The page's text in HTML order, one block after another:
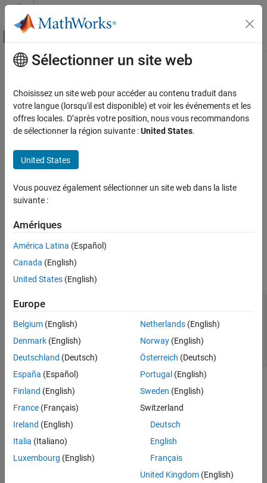
Passer au contenu
Activer/désactiver l'affichage du menu
Accueil de la documentation
Développement FPGA, ASIC et SoC
Fixed-Point Designer
Fixed-Point Specification
Fixed-Point Specification in MATLAB
Functions for Programming and Data Types
ON THIS PAGE
Examples
Extended Capabilities
See Also
Contenu principal
uint16
Convertfi object to unsigned 16-bit integer
Syntax
c = uint16(a)
nearest and saturated to fit into an
Examples
This example shows the
a = fi([-pi 0.5 pi],0,16);
   0    1    3
Extended Capabilities
expand all
Generate C and C++ code using MATLAB® Coder™.
HDL Code Generation
Generate VHDL, Verilog and SystemVerilog code for
Sélectionner un site web
Choisissez un site web pour accéder au contenu traduit dans
votre langue (lorsqu'il est disponible) et voir les événements et les
offres locales. D’après votre position, nous vous recommandons
de sélectionner la région suivante :United States.
United States
Vous pouvez également sélectionner un site web dans la liste
suivante :
Amériques
América Latina (Español)
Canada (English)
United States (English)
Europe
Belgium (English)
Denmark (English)
Deutschland (Deutsch)
España (Español)
Finland (English)
France (Français)
Ireland (English)
Italia (Italiano)
Luxembourg (English)
Netherlands(English)
Norway(English)
Österreich (Deutsch)
Portugal (English)
Sweden (English)
Switzerland
Deutsch
English
Français
United Kingdom(English)